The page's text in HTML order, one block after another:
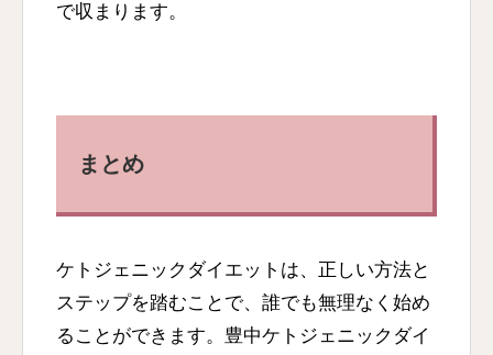
で収まります。
まとめ
ケトジェニックダイエットは、正しい方法と
ステップを踏むことで、誰でも無理なく始め
ることができます。豊中ケトジェニックダイ